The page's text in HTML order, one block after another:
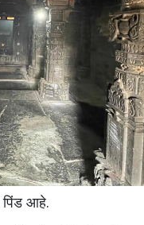
पिंड आहे.